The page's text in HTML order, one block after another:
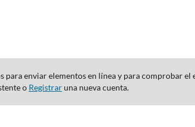
para enviar elementos en línea y para comprobar el
o Registraruna nueva cuenta.